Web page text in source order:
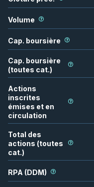
Volume
Cap. boursière
Cap. boursière
(toutes cat.)
Actions
inscrites
émises et en
circulation
Total des
actions (toutes
cat.)
RPA (DDM)